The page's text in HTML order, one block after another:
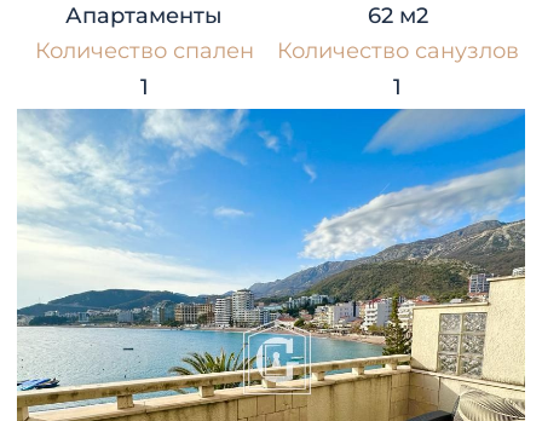
Апартаменты
62 м2
Количество спален
1
Количество санузлов
1